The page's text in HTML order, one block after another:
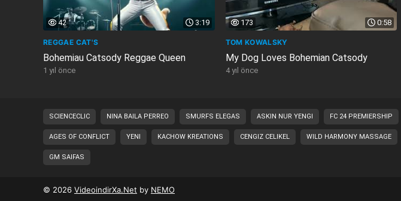
3:19
42
REGGAE CAT'S
Bohemiau Catsody Reggae Queen
1 yıl önce
0:58
173
TOM KOWALSKY
My Dog Loves Bohemian Catsody
4 yıl önce
SCIENCECLIC NINA BAILA PERREO SMURFS ELEGAS ASKIN NUR YENGI FC 24 PREMIERSHIP
AGES OF CONFLICT YENI KACHOW KREATIONS CENGIZ CELIKEL WILD HARMONY MASSAGE
GM SAIFAS
© 2026 VideoindirXa.Net by NEMO